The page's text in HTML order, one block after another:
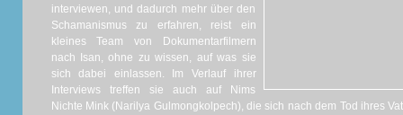
interviewen, und dadurch mehr über den
Schamanismus zu erfahren, reist ein
kleines Team von Dokumentarfilmern
nach Isan, ohne zu wissen, auf was sie
sich dabei einlassen. Im Verlauf ihrer
Interviews treffen sie auch auf Nims
Nichte Mink (Narilya Gulmongkolpech), die sich nach dem Tod ihres